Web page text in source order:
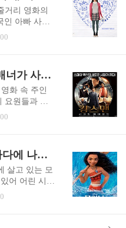
이벤트인 것
있기 때문에
하시는 분
가을 디즈니
매하는 꿀팁
거리 영화의
인 아빠 사이
동생이 한명
조쉬는 그것
기 시작합니
는 것을 알지
항상 라라
진은 어린 시
습니다. 그런
밝히고 싶..
킹스맨 : 시크릿 에이전트, 매너가 사람을 만든다?
화 속 주인
요원들과 함
적의 수류탄
찾아가게 됩
를 전해주었
브로그 없는
리를 살려준
로 '에그
사가 아르헨
모아나, 섬에 살고 있지만 바다에 나갈 수 없는 소녀
살고 있는 모
어 어린 시절
게 오래전
반대로 그